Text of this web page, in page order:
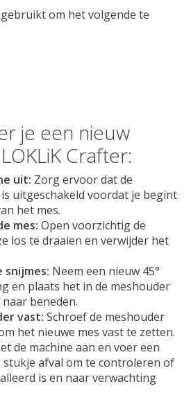
om het volgende te
je een nieuw
Crafter:
uit: Zorg ervoor dat de
uitgeschakeld voordat je begint
het mes.
mes: Open voorzichtig de
los te draaien en verwijder het
snijmes: Neem een nieuw 45°
en plaats het in de meshouder
beneden.
vast: Schroef de meshouder
het nieuwe mes vast te zetten.
de machine aan en voer een
afval om te controleren of
is en naar verwachting